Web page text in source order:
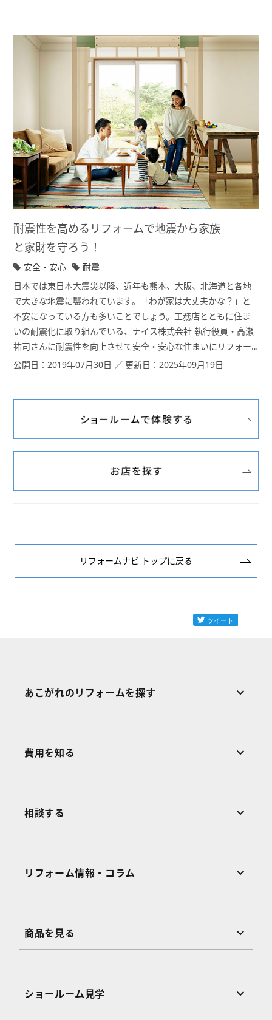
耐震性を高めるリフォームで地震から家族
と家財を守ろう！
安全・安心
耐震
日本では東日本大震災以降、近年も熊本、大阪、北海道と各地
で大きな地震に襲われています。「わが家は大丈夫かな？」と
不安になっている方も多いことでしょう。工務店とともに住ま
いの耐震化に取り組んでいる、ナイス株式会社 執行役員・高瀬
祐司さんに耐震性を向上させて安全・安心な住まいにリフォー
ムする方法についてうかがいました。
公開日：2019年07月30日 ／ 更新日：2025年09月19日
リフォームナビ トップに戻る
あこがれのリフォームを探す
費用を知る
相談する
リフォーム情報・コラム
商品を見る
ショールーム見学